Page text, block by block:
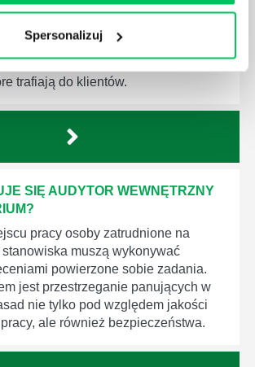
Spersonalizuj
poprawić poszczególne
Dzięki nim wszystkie firmy
przestrzegać zasad, których
dąży do ujednolicenia jakości
trafiają do klientów.
SIĘ AUDYTOR WEWNĘTRZNY
pracy osoby zatrudnione na
muszą wykonywać
powierzone sobie zadania.
jest przestrzeganie panujących w
nie tylko pod względem jakości
ale również bezpieczeństwa.